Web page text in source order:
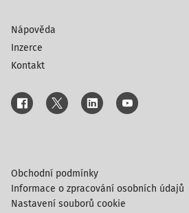
Nápověda
Inzerce
Kontakt
Obchodní podmínky
Informace o zpracování osobních údajů
Nastavení souborů cookie